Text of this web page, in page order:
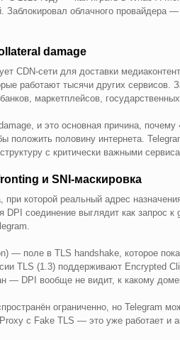
облачного провайдера —
damage
CDN-сети для доставки
работают тысячи других сервисов.
маркетплейсов,
и это основная причина, почему
положить половину интернета.
с критически важными
и SNI-маскировка
при которой реальный адрес
DPI соединение выглядит как запрос
— поле в TLS handshake, которое
TLS (1.3) поддерживают Encrypted
— DPI вообще не видит, к какому
ограниченно, но Telegram
с Fake TLS — это уже работает и